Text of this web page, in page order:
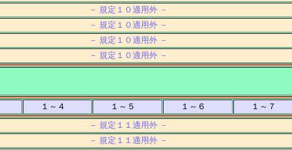
－ 規定１０適用外 －
－ 規定１０適用外 －
－ 規定１０適用外 －
－ 規定１０適用外 －
１～４ １～５ １～６
１～７
－ 規定１１適用外 －
－ 規定１１適用外 －